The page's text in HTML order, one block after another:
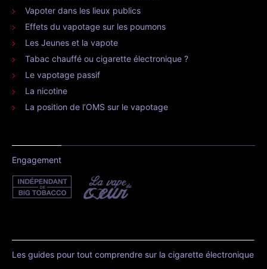
Vapoter dans les lieux publics
Effets du vapotage sur les poumons
Les Jeunes et la vapote
Tabac chauffé ou cigarette électronique ?
Le vapotage passif
La nicotine
La position de l’OMS sur le vapotage
Engagement
Les guides pour tout comprendre sur la cigarette électronique